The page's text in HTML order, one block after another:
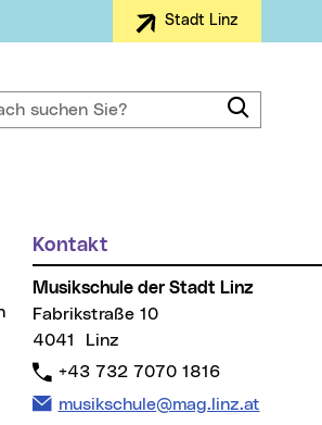
Stadt Linz
suchen Sie?
Weitere Informationen
Kontakt
Musikschule der Stadt Linz
Fabrikstraße 10
4041 Linz
Telefon:
+43 732 7070 1816
E-Mail Adresse:
musikschule@mag.linz.at